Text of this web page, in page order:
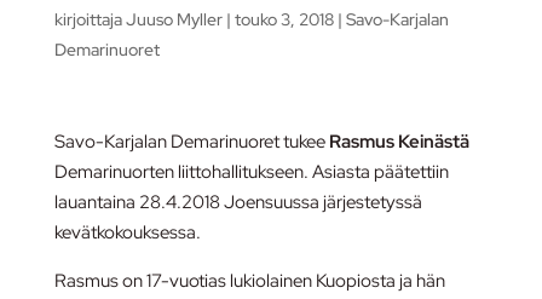
kirjoittajaJuuso Myller| touko 3, 2018| Savo-Karjalan
Demarinuoret
Savo-Karjalan Demarinuoret tukee Rasmus Keinästä
Demarinuorten liittohallitukseen. Asiasta päätettiin
lauantaina 28.4.2018 Joensuussa järjestetyssä
kevätkokouksessa.
Rasmus on 17-vuotias lukiolainen Kuopiosta ja hän